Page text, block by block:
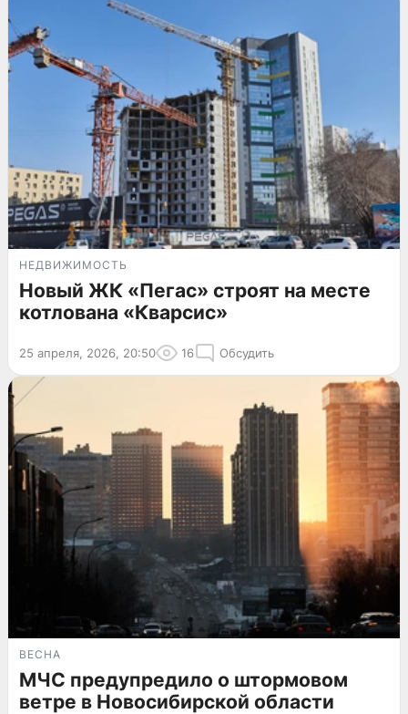
НЕДВИЖИМОСТЬ
Новый ЖК «Пегас» строят на месте
котлована «Кварсис»
25 апреля, 2026, 20:50 16 Обсудить
ВЕСНА
МЧС предупредило о штормовом
ветре в Новосибирской области